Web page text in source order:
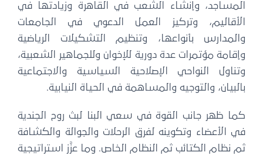
المساجد، وإنشاء الشُّعب في القاهرة وزيادتها في
الأقاليم، وتركيز العمل الدعوي في الجامعات
والمدارس بأنواعها، وتنظيم التشكيلات الرياضية
وإقامة مؤتمرات عدة دورية للإخوان وللجماهير الشعبية،
وتناول النواحي الإصلاحية السياسية والاجتماعية
بالبيان، والتوجيه والمساهمة في الحياة النيابية.
كما ظهر جانب القوة في سعي البنا لبث روح الجندية
في الأعضاء وتكوينه لفرق الرحلات والجوالة والكشافة
ثم نظام الكتائب ثم النظام الخاص. وما عزَّز استراتيجية